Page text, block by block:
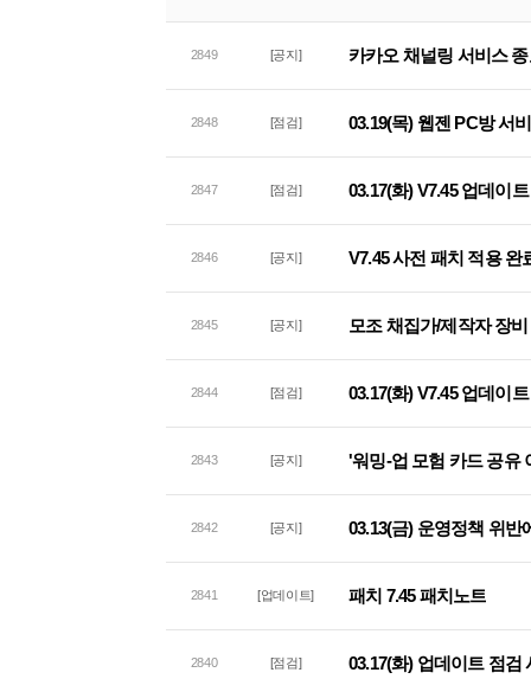
2849 [공지] 카카오 채널링 서비스
2848 [점검] 03.19(목) 웹젠 PC방 서
2847 [점검] 03.17(화) V7.45 업데이
2846 [공지] V7.45 사전 패치 적용 완
2845 [공지] 모조 채집가/제작자 장
2844 [점검] 03.17(화) V7.45 업데이
2843 [공지] '워밍-업 모험 카드 공유
2842 [공지] 03.13(금) 운영정책 위반
2841 [업데이트] 패치 7.45 패치노트
2840 [점검] 03.17(화) 업데이트 점검